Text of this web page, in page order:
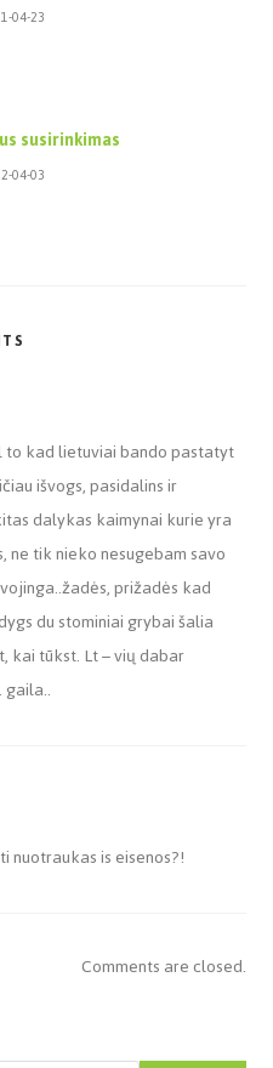
04-23
susirinkimas
04-03
kad lietuviai bando pastatyt
išvogs, pasidalins ir
dalykas kaimynai kurie yra
ne tik nieko nesugebam savo
prižadės kad
du stominiai grybai šalia
kai tūkst. Lt – vių dabar
nuotraukas is eisenos?!
Comments are closed.